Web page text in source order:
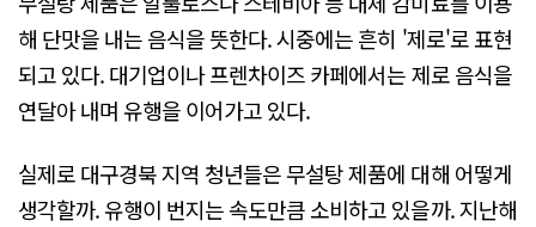
해 단맛을 내는 음식을 뜻한다. 시중에는 흔히 '제로'로 표현
되고 있다. 대기업이나 프렌차이즈 카페에서는 제로 음식을
연달아 내며 유행을 이어가고 있다.
실제로 대구경북 지역 청년들은 무설탕 제품에 대해 어떻게
생각할까. 유행이 번지는 속도만큼 소비하고 있을까. 지난해